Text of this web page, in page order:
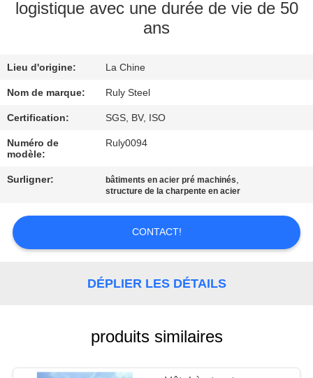
VISITE
D'USINE
CONTRÔLE
DE
CONTACTEZ-
SOLUTION
logistique avec une durée de vie de 50
ans
Lieu d'origine: La Chine
Nom de marque: Ruly Steel
Certification: SGS, BV, ISO
Numéro de
modèle:
Ruly0094
Surligner: bâtiments en acier pré machinés,
structure de la charpente en acier
CONTACT!
DÉPLIER LES DÉTAILS
produits similaires